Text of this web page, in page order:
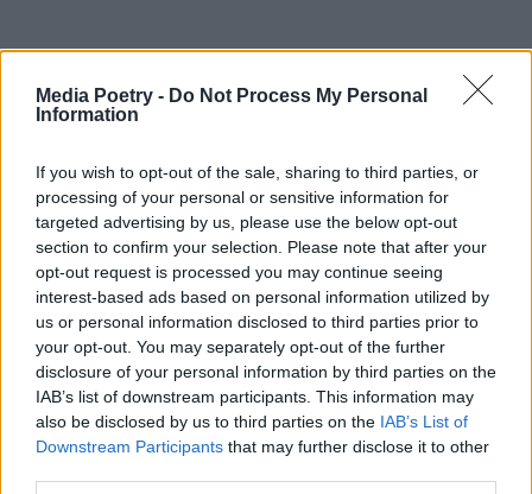
Media Poetry - Do Not Process My Personal
Information
If you wish to opt-out of the sale, sharing to third parties, or
processing of your personal or sensitive information for
targeted advertising by us, please use the below opt-out
section to confirm your selection. Please note that after your
opt-out request is processed you may continue seeing
interest-based ads based on personal information utilized by
us or personal information disclosed to third parties prior to
your opt-out. You may separately opt-out of the further
disclosure of your personal information by third parties on the
IAB’s list of downstream participants. This information may
also be disclosed by us to third parties on the IAB’s List of
Downstream Participants that may further disclose it to other